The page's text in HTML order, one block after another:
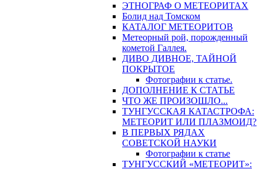
ЭТНОГРАФ О МЕТЕОРИТАХ
Болид над Томском
КАТАЛОГ МЕТЕОРИТОВ
Метеорный рой, порожденный
кометой Галлея.
ДИВО ДИВНОЕ, ТАЙНОЙ
ПОКРЫТОЕ
Фотографии к статье.
ДОПОЛНЕНИЕ К СТАТЬЕ
ЧТО ЖЕ ПРОИЗОШЛО...
ТУНГУССКАЯ КАТАСТРОФА:
МЕТЕОРИТ ИЛИ ПЛАЗМОИД?
В ПЕРВЫХ РЯДАХ
СОВЕТСКОЙ НАУКИ
Фотографии к статье
ТУНГУССКИЙ «МЕТЕОРИТ»: